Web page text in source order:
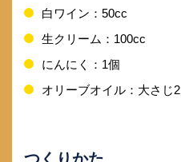
白ワイン：50cc
生クリーム：100cc
にんにく：1個
オリーブオイル：大さじ2